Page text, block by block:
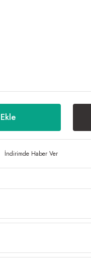
İndirimde Haber Ver